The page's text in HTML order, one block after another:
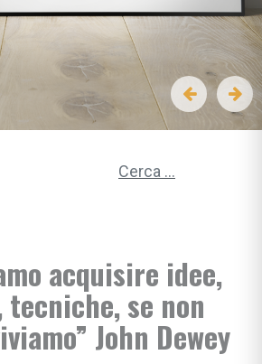
acquisire idee,
se non
John Dewey